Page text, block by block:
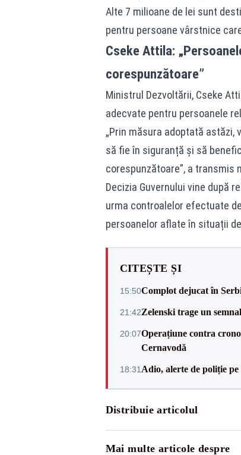
Alte 7 milioane de lei sunt
pentru persoane vârstnice
Cseke Attila:
corespunzătoare”
Ministrul Dezvoltării, Cseke
adecvate pentru persoanele
„Prin măsura adoptată
să fie în siguranță și să
corespunzătoare”, a
Decizia Guvernului vine după
urma controalelor efectuate
persoanelor aflate în situații
CITEȘTE ȘI
15:50Complot dejucat în
21:42Zelenski trage un
20:07Operațiune contra
Cernavodă
18:31 Adio, alerte de poliție
Distribuie articolul
Mai multe articole despre